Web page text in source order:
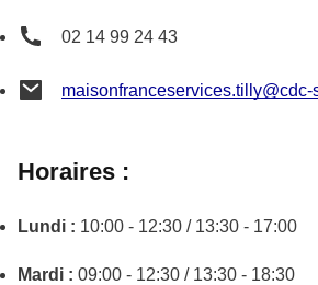
02 14 99 24 43
maisonfranceservices.tilly@cdc-
Horaires :
Lundi : 10:00 - 12:30 / 13:30 - 17:00
Mardi : 09:00 - 12:30 / 13:30 - 18:30